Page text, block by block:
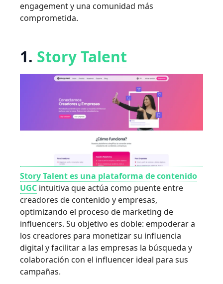
engagement y una comunidad más
comprometida.
1. Story Talent
Story Talent es una plataforma de contenido
UGC intuitiva que actúa como puente entre
creadores de contenido y empresas,
optimizando el proceso de marketing de
influencers. Su objetivo es doble: empoderar a
los creadores para monetizar su influencia
digital y facilitar a las empresas la búsqueda y
colaboración con el influencer ideal para sus
campañas.